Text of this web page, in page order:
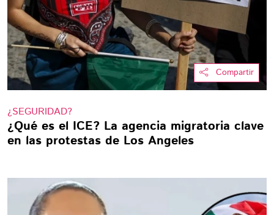
Compartir
¿SEGURIDAD?
¿Qué es el ICE? La agencia migratoria clave
en las protestas de Los Angeles